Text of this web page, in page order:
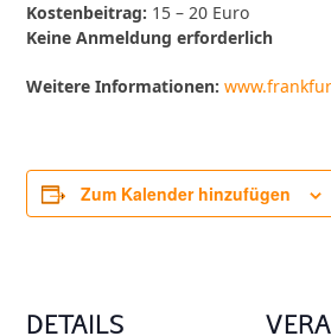
Kostenbeitrag: 15 – 20 Euro
Keine Anmeldung erforderlich
Weitere Informationen:
Zum Kalender hinzufügen
DETAILS